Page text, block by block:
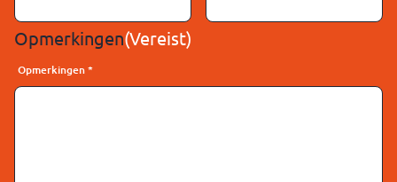
Opmerkingen(Vereist)
Opmerkingen*